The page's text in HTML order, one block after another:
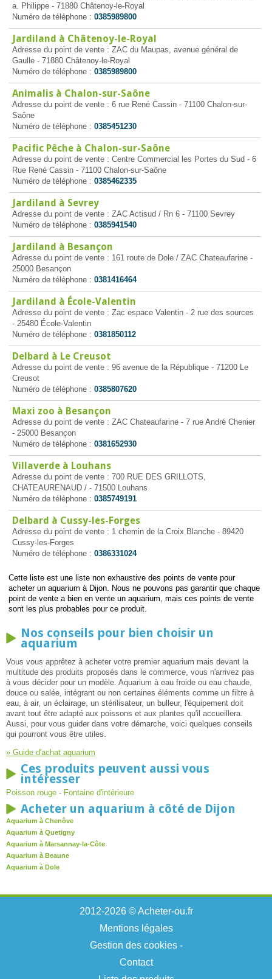
a. Philippe - 71880 Châtenoy-le-Royal
Numéro de téléphone : 0385989800
Jardiland à Châtenoy-le-Royal
Adresse du point de vente : ZAC du Maupas, avenue général de
Gaulle - 71880 Châtenoy-le-Royal
Numéro de téléphone : 0385989800
Animalis à Chalon-sur-Saône
Adresse du point de vente : 6 rue René Cassin - 71100 Chalon-sur-
Saône
Numéro de téléphone : 0385451230
Pacific Pêche à Chalon-sur-Saône
Adresse du point de vente : Centre Commercial les Portes du Sud - 6
Rue René Cassin - 71100 Chalon-sur-Saône
Numéro de téléphone : 0385462335
Jardiland à Sevrey
Adresse du point de vente : ZAC Actisud / Rn 6 - 71100 Sevrey
Numéro de téléphone : 0385941540
Jardiland à Besançon
Adresse du point de vente : 161 route de Dole / ZAC Chateaufarine -
25000 Besançon
Numéro de téléphone : 0381416464
Jardiland à École-Valentin
Adresse du point de vente : Zac espace Valentin - 2 rue des sources
- 25480 École-Valentin
Numéro de téléphone : 0381850112
Delbard à Le Creusot
Adresse du point de vente : 96 avenue de la République - 71200 Le
Creusot
Numéro de téléphone : 0385807620
Maxi zoo à Besançon
Adresse du point de vente : ZAC Chateaufarine - 7 rue André Chenier
- 25000 Besançon
Numéro de téléphone : 0381652930
Villaverde à Louhans
Adresse du point de vente : 700 RUE DES GRILLOTS,
CHATEAURENAUD / - 71500 Louhans
Numéro de téléphone : 0385749191
Delbard à Cussy-les-Forges
Adresse du point de vente : 1 chemin de la Croix Blanche - 89420
Cussy-les-Forges
Numéro de téléphone : 0386331024
Cette liste est une liste non exhaustive des points de vente pour
acheter un aquarium à Dijon. Nous ne pouvons pas garantir que chaque
point de vente a bien en vente un aquarium, mais ces points de vente
sont les plus probables pour ce produit.
Nos conseils pour bien choisir un
aquarium
Vous vous apprêtez à acheter votre premier aquarium mais devant la
multitude des produits proposés dans le commerce, vous n'arrivez pas
à vous décider pour un modèle. Aquarium à eau froide ou eau chaude,
douce ou salée, intégrant ou non certaines éléments comme un filtre à
eau, à air, un éclairage, un stérilisateur, un bulleur, l'équipement doit
avant tout être adapté aux poissons et aux plantes qu'il accueillera.
Aussi, pour vous guider dans votre démarche, voici quelques conseils
qui pourront vous être utiles.
» Guide d'achat aquarium
Ces produits peuvent aussi vous
intéresser
Poisson rouge - Fontaine d'intérieure
Acheter un aquarium à côté de Dijon
Aquarium à Chenôve
Aquarium à Quetigny
Aquarium à Marsannay-la-Côte
Aquarium à Beaune
Aquarium à Dole
2012-2026 © Acheter-ou.fr
Mentions légales
Gestion des cookies-
Contact